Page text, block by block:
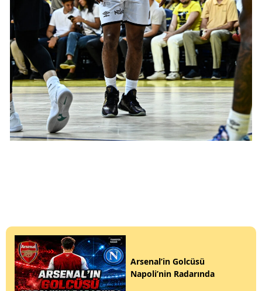
Arsenal’in Golcüsü
Napoli’nin Radarında